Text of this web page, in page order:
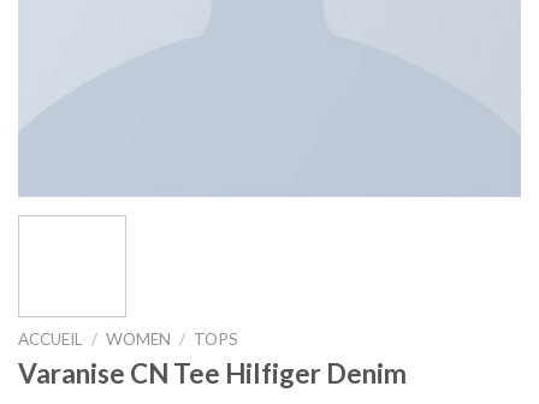
ACCUEIL / WOMEN / TOPS
Varanise CN Tee Hilfiger Denim